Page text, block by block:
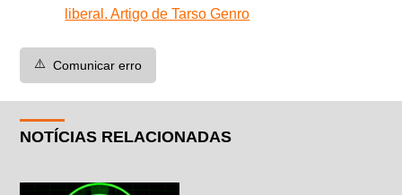
liberal. Artigo de Tarso Genro
⚠️ Comunicar erro
NOTÍCIAS RELACIONADAS